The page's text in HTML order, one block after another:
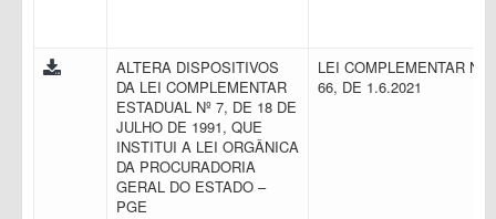
ALTERA DISPOSITIVOS
DA LEI COMPLEMENTAR
ESTADUAL Nº 7, DE 18 DE
JULHO DE 1991, QUE
INSTITUI A LEI ORGÂNICA
DA PROCURADORIA
GERAL DO ESTADO –
PGE
LEI COMPLEMENTAR N.
66, DE 1.6.2021